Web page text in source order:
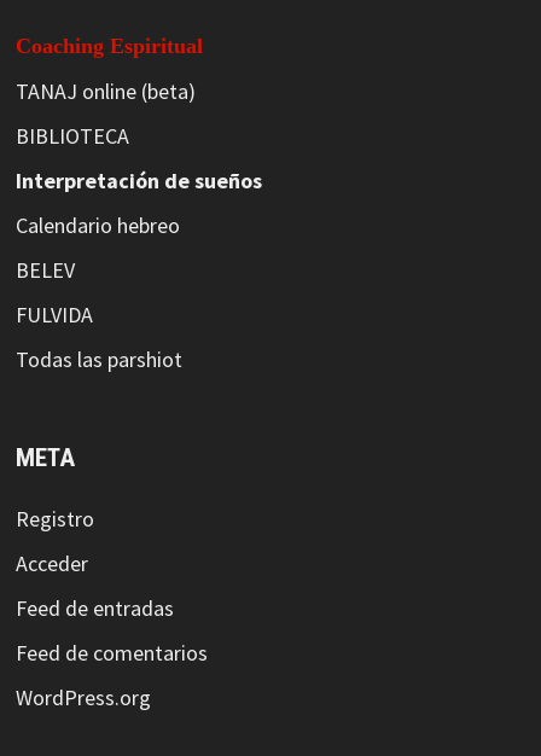
Coaching Espiritual
TANAJ online (beta)
BIBLIOTECA
Interpretación de sueños
Calendario hebreo
BELEV
FULVIDA
Todas las parshiot
META
Registro
Acceder
Feed de entradas
Feed de comentarios
WordPress.org